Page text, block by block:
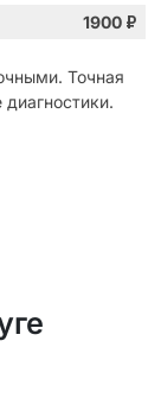
1900 ₽
Точная